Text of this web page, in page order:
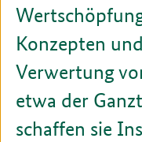
Konzepten
Verwertung
etwa der
schaffen sie